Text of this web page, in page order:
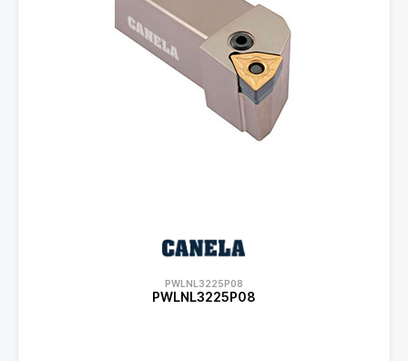
PWLNL3225P08
PWLNL3225P08